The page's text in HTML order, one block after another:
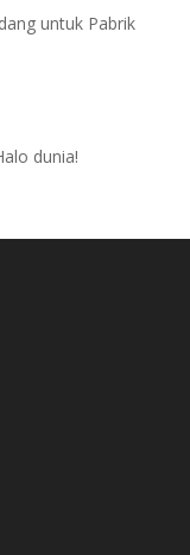
untuk Pabrik
dunia!